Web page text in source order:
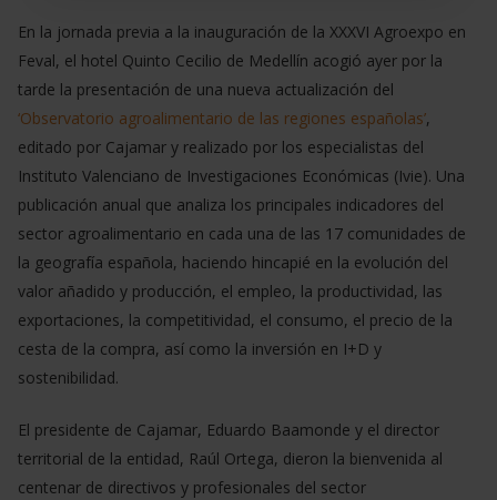
En la jornada previa a la inauguración de la XXXVI Agroexpo en
Feval, el hotel Quinto Cecilio de Medellín acogió ayer por la
tarde la presentación de una nueva actualización del
‘Observatorio agroalimentario de las regiones españolas’,
editado por Cajamar y realizado por los especialistas del
Instituto Valenciano de Investigaciones Económicas (Ivie). Una
publicación anual que analiza los principales indicadores del
sector agroalimentario en cada una de las 17 comunidades de
la geografía española, haciendo hincapié en la evolución del
valor añadido y producción, el empleo, la productividad, las
exportaciones, la competitividad, el consumo, el precio de la
cesta de la compra, así como la inversión en I+D y
sostenibilidad.
El presidente de Cajamar, Eduardo Baamonde y el director
territorial de la entidad, Raúl Ortega, dieron la bienvenida al
centenar de directivos y profesionales del sector